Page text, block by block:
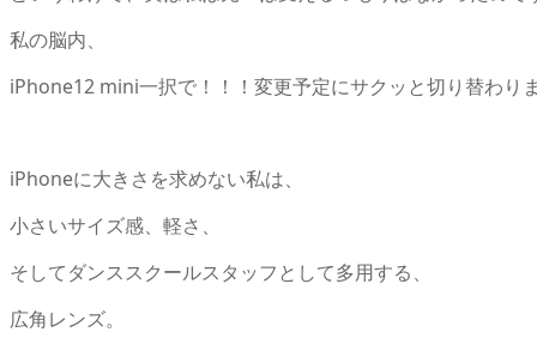
私の脳内、
iPhone12 mini一択で！！！変更予定にサクッと切り替わりま
iPhoneに大きさを求めない私は、
小さいサイズ感、軽さ、
そしてダンススクールスタッフとして多用する、
広角レンズ。